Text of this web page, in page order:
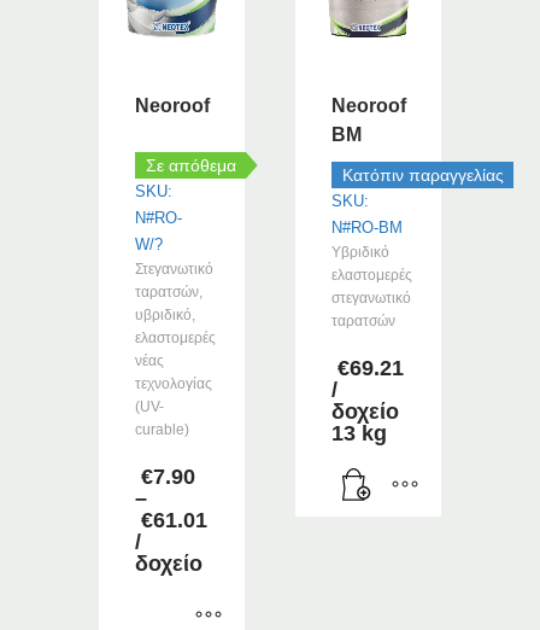
Neoroof
Σε απόθεμα
SKU:
N#RO-
W/?
Στεγανωτικό
ταρατσών,
υβριδικό,
ελαστομερές
νέας
τεχνολογίας
(UV-
curable)
€7.90
–
€61.01
Price
range:
€7.90
through
/
δοχείο
Neoroof
BM
Κατόπιν παραγγελίας
SKU:
N#RO-BM
Υβριδικό
ελαστομερές
στεγανωτικό
ταρατσών
€69.21
/
δοχείο
13 kg